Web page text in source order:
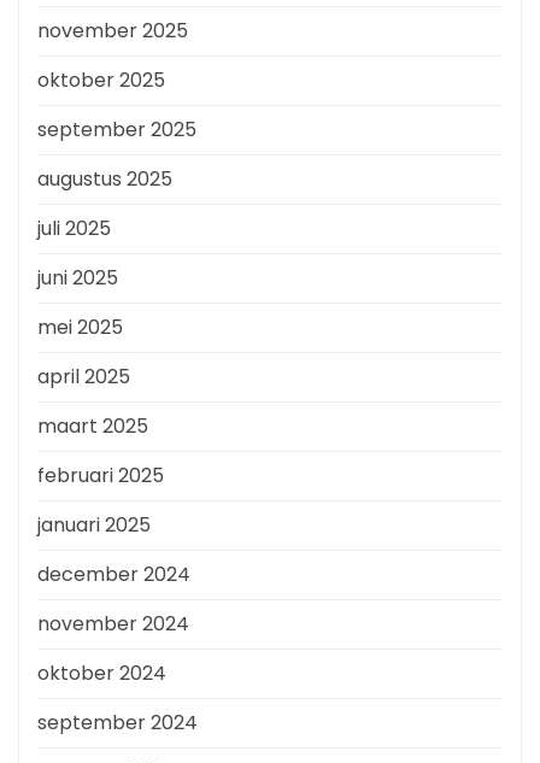
november 2025
oktober 2025
september 2025
augustus 2025
juli 2025
juni 2025
mei 2025
april 2025
maart 2025
februari 2025
januari 2025
december 2024
november 2024
oktober 2024
september 2024